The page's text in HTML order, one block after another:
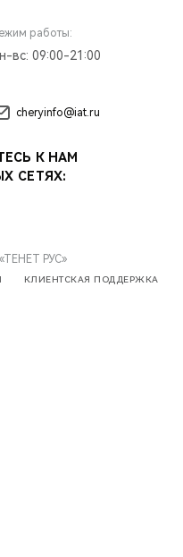
работы:
вс: 09:00-21:00
cheryinfo@iat.ru
К НАМ
СЕТЯХ:
РУС»
КЛИЕНТСКАЯ ПОДДЕРЖКА